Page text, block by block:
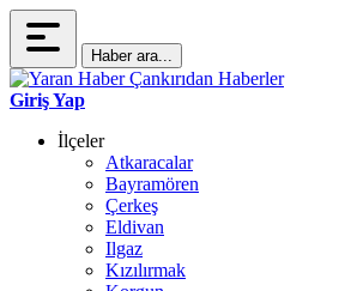
Haber ara...
Giriş Yap
İlçeler
Atkaracalar
Bayramören
Çerkeş
Eldivan
Ilgaz
Kızılırmak